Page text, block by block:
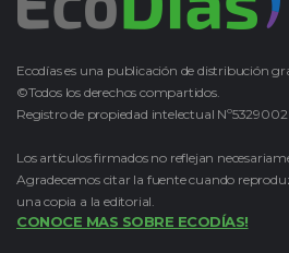
Ecodías es una publicación de distribución
©Todos los derechos compartidos.
Registro de propiedad intelectual Nº5329002
Los artículos firmados no reflejan
Agradecemos citar la fuente cuando
una copia a la editorial.
CONOCE MAS SOBRE ECODÍAS!